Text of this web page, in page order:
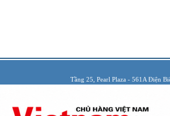
Tầng 25, Pearl Plaza - 561A Điện